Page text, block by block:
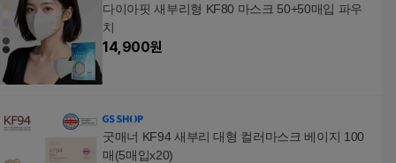
다이아핏 새부리형 KF80 마스크 50+50매입 파우
치
14,900원
굿매너 KF94 새부리 대형 컬러마스크 베이지 100
매(5매입x20)